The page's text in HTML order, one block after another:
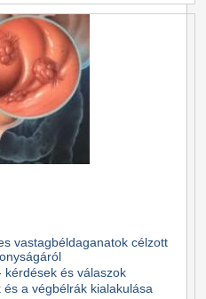
vastagbéldaganatok célzott
kérdések és válaszok
a végbélrák kialakulása